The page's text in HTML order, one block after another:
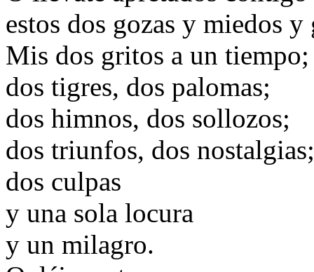
estos dos gozas y miedos y
Mis dos gritos a un tiempo;
dos tigres, dos palomas;
dos himnos, dos sollozos;
dos triunfos, dos nostalgias;
dos culpas
y una sola locura
y un milagro.